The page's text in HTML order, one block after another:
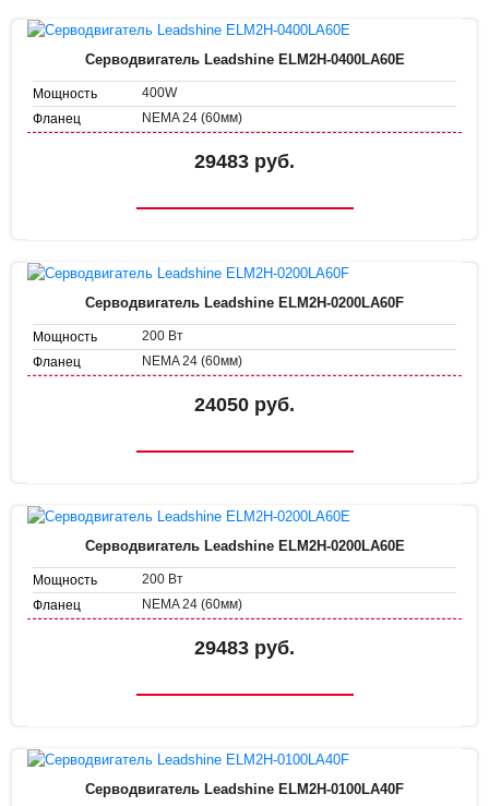
Серводвигатель Leadshine ELM2H-0400LA60E
Мощность
400W
Фланец
NEMA 24 (60мм)
29483 руб.
Серводвигатель Leadshine ELM2H-0200LA60F
Мощность
200 Вт
Фланец
NEMA 24 (60мм)
24050 руб.
Серводвигатель Leadshine ELM2H-0200LA60E
Мощность
200 Вт
Фланец
NEMA 24 (60мм)
29483 руб.
Серводвигатель Leadshine ELM2H-0100LA40F